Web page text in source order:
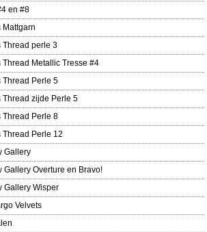
en #8
Mattgarn
Thread perle 3
Thread Metallic Tresse #4
Thread Perle 5
Thread zijde Perle 5
Thread Perle 8
Thread Perle 12
Gallery
Gallery Overture en Bravo!
Gallery Wisper
Velvets